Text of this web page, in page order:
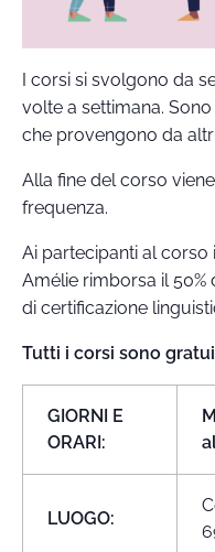
I corsi si svolgono da
volte a settimana.
che provengono da
Alla fine del corso
frequenza.
Ai partecipanti al corso
Amélie rimborsa il
di certificazione
Tutti i corsi sono
GIORNI E
ORARI:
LUOGO: